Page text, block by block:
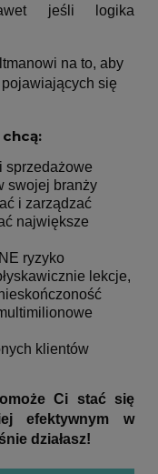
jeśli logika
na to, aby
się
sprzedażowe
swojej branży
i zarządzać
największe
ryzyko
lekcje,
klientów
Ci stać się
efektywnym w
działasz!